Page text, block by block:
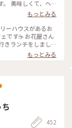
。 美味しくて、ヘ
す。 スープとパン
#広尾 #東京
もっとみる
ーハウスがあるお
です☕️ お花屋さん
きランチをしまし
#ツリーハウス #メ
ェ
もっとみる
452